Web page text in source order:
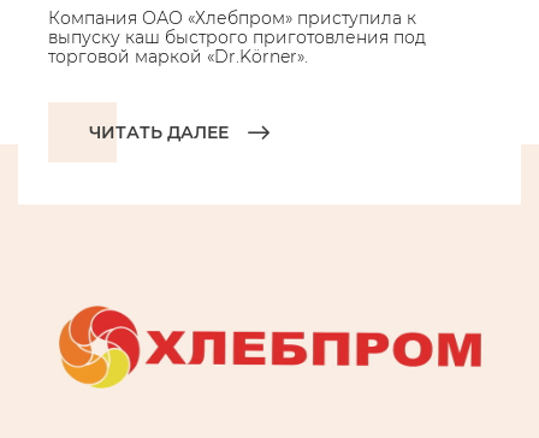
Компания ОАО «Хлебпром» приступила к
выпуску каш быстрого приготовления под
торговой маркой «Dr.Körner».
ЧИТАТЬ ДАЛЕЕ